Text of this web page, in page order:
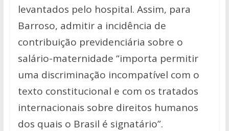
levantados pelo hospital. Assim, para
Barroso, admitir a incidência de
contribuição previdenciária sobre o
salário-maternidade “importa permitir
uma discriminação incompatível com o
texto constitucional e com os tratados
internacionais sobre direitos humanos
dos quais o Brasil é signatário”.